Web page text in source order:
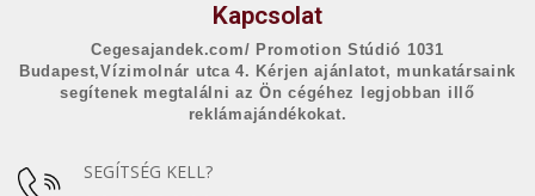
Kapcsolat
Cegesajandek.com/ Promotion Stúdió 1031
Budapest,Vízimolnár utca 4. Kérjen ajánlatot, munkatársaink
segítenek megtalálni az Ön cégéhez legjobban illő
reklámajándékokat.
SEGÍTSÉG KELL?